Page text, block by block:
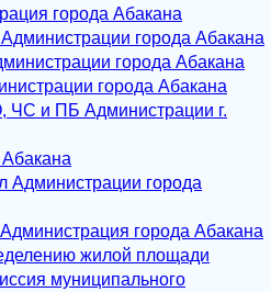
города Абакана
города Абакана
города Абакана
города Абакана
ЧС и ПБ Администрации г.
города
города Абакана
жилой площади
муниципального